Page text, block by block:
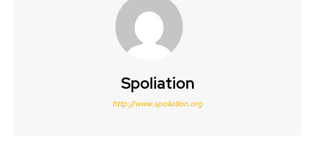
Spoliation
http://www.spoliation.org